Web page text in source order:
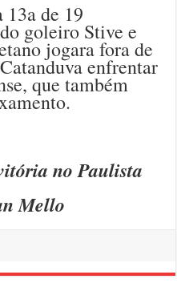
de 19
goleiro Stive e
jogara fora de
enfrentar
que também
no Paulista
Mello